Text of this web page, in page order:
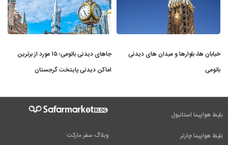
خیابان ها، بلوارها و میدان های دیدنی
باتومی
جاهای دیدنی باتومی؛ ۱۵ مورد از برترین
اماکن دیدنی پایتخت گرجستان
وبلاگ سفر مارکت
بلیط هواپیما استانبول
بلیط هواپیما چارتر